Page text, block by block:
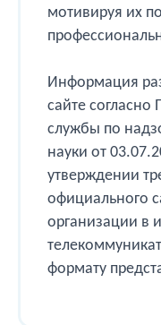
мотивируя их
Информация
сайте
службы по
науки от
утверждении
официального
организации в
формату